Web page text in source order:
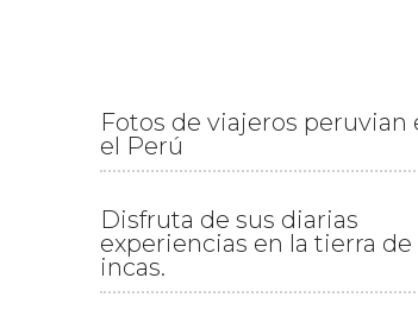
Fotos de viajeros peruvian
el Perú
Disfruta de sus diarias
experiencias en la tierra de
incas.